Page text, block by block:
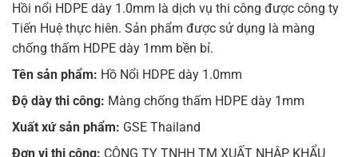
Hồi nổi HDPE dày 1.0mm là dịch vụ thi công được công ty
Tiến Huệ thực hiên. Sản phẩm được sử dụng là màng
chống thấm HDPE dày 1mm bền bỉ.
Tên sản phẩm: Hồ Nổi HDPE dày 1.0mm
Độ dày thi công: Màng chống thấm HDPE dày 1mm
Xuất xứ sản phẩm: GSE Thailand
Đơn vị thi công: CÔNG TY TNHH TM XUẤT NHẬP KHẨU